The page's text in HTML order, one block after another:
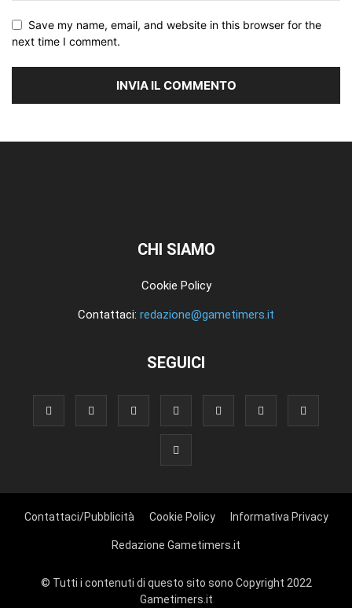
Save my name, email, and website in this browser for the
next time I comment.
CHI SIAMO
Cookie Policy
Contattaci: redazione@gametimers.it
SEGUICI
Contattaci/Pubblicità Cookie Policy Informativa Privacy
Redazione Gametimers.it
© Tutti i contenuti di questo sito sono Copyright 2022
Gametimers.it